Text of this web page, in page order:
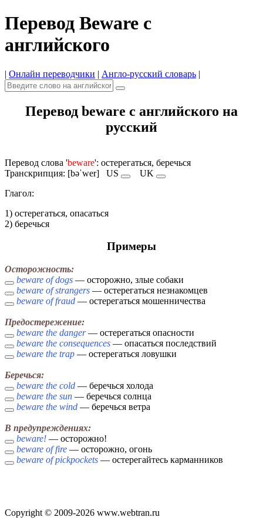
Перевод Beware с
английского
| Онлайн переводчики | Англо-русский словарь |
Перевод beware с английского на
русский
Перевод слова 'beware': остерегаться, беречься
Транскрипция: [bəˈwer] US
UK
Глагол:
1) остерегаться, опасаться
2) беречься
Примеры
Осторожность:
beware of dogs — осторожно, злые собаки
beware of strangers — остерегаться незнакомцев
beware of fraud — остерегаться мошенничества
Предостережение:
beware the danger— остерегаться опасности
beware the consequences — опасаться последствий
beware the trap — остерегаться ловушки
Беречься:
beware the cold — беречься холода
beware the sun — беречься солнца
beware the wind — беречься ветра
В предупреждениях:
beware! — осторожно!
beware of fire — осторожно, огонь
beware of pickpockets — остерегайтесь карманников
Copyright © 2009-2026 www.webtran.ru